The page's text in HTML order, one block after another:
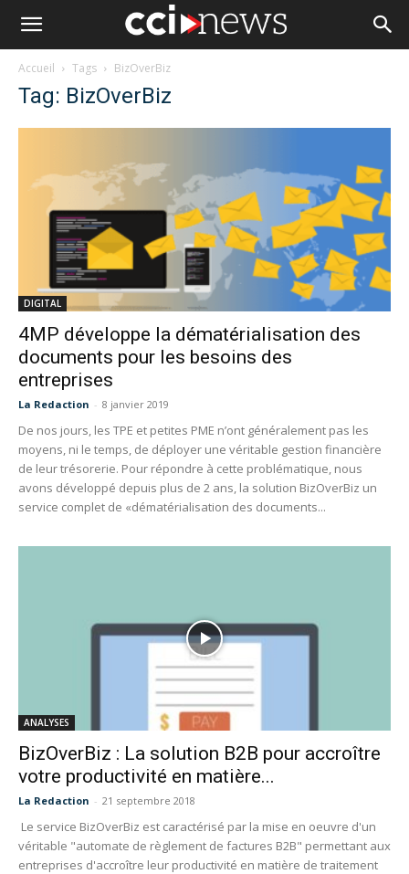
Accueil Tags BizOverBiz
Tag: BizOverBiz
DIGITAL
4MP développe la dématérialisation des
documents pour les besoins des
entreprises
La Redaction - 8 janvier 2019
De nos jours, les TPE et petites PME n’ont généralement pas les
moyens, ni le temps, de déployer une véritable gestion financière
de leur trésorerie. Pour répondre à cette problématique, nous
avons développé depuis plus de 2 ans, la solution BizOverBiz un
service complet de «dématérialisation des documents...
ANALYSES
BizOverBiz : La solution B2B pour accroître
votre productivité en matière...
La Redaction - 21 septembre 2018
Le service BizOverBiz est caractérisé par la mise en oeuvre d'un
véritable "automate de règlement de factures B2B" permettant aux
entreprises d'accroître leur productivité en matière de traitement